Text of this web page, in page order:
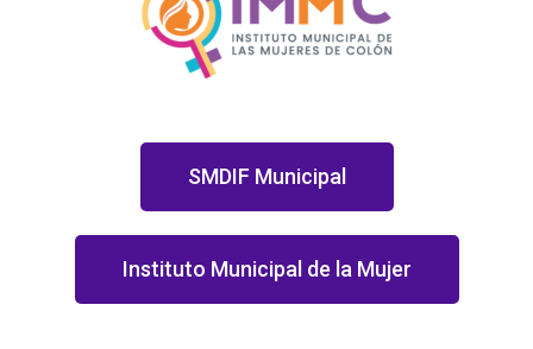
SMDIF Municipal
Instituto Municipal de la Mujer